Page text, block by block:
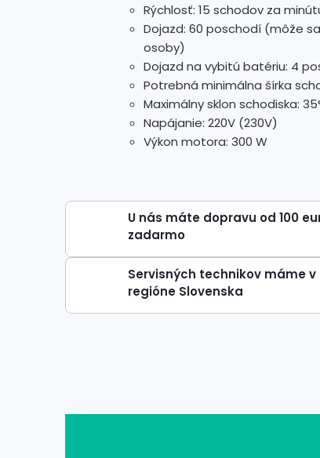
Rýchlosť: 15 schodov za
Dojazd: 60 poschodí (môže
osoby)
Dojazd na vybitú batériu: 4
Potrebná minimálna šírka
Maximálny sklon schodiska:
Napájanie: 220V (230V)
Výkon motora: 300 W
U nás máte dopravu od 100
zadarmo
Servisných technikov máme v
regióne Slovenska